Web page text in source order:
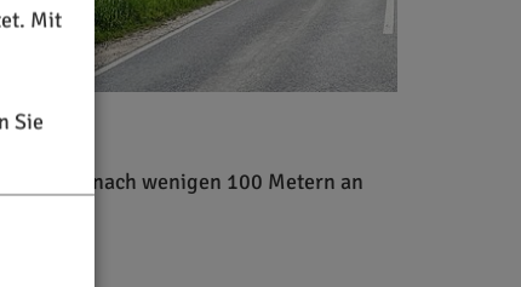
man nach wenigen 100 Metern an
Mit
Sie